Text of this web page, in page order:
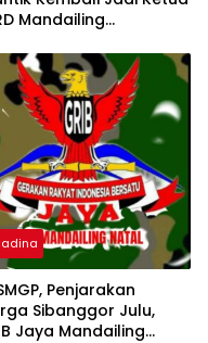
Mandailing
Ucapkan Selamat
Penjarakan
Sibanggor Julu,
Jaya Mandailing